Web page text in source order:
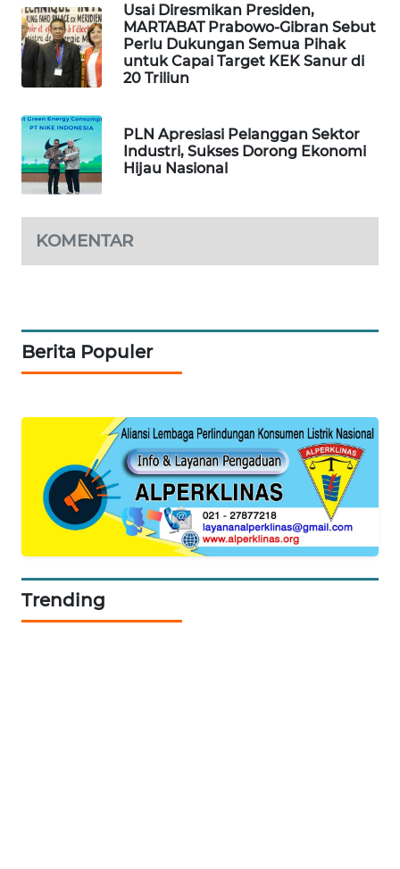
Usai Diresmikan Presiden,
MARTABAT Prabowo-Gibran Sebut
Perlu Dukungan Semua Pihak
untuk Capai Target KEK Sanur di
20 Triliun
PLN Apresiasi Pelanggan Sektor
Industri, Sukses Dorong Ekonomi
Hijau Nasional
KOMENTAR
Berita Populer
Trending
LKKI
KOPEKLIN
KONSUMEN
FORWAMKI
ALPERKLINAS
FORJASIDA
NEWS
SIDIKALANG
NEWS
SIBARAGAS
NEWS
METRO
SIANTAR
NEWS